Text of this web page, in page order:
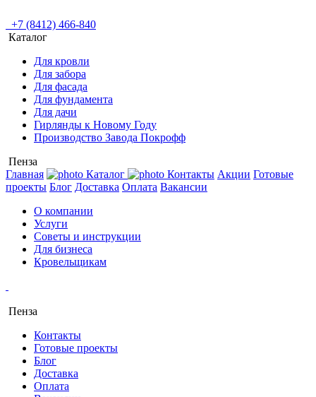
+7 (8412) 466-840
Каталог
Для кровли
Для забора
Для фасада
Для фундамента
Для дачи
Гирлянды к Новому Году
Производство Завода Покрофф
Пенза
Главная
Каталог Контакты Акции Готовые
проекты Блог Доставка Оплата Вакансии
О компании
Услуги
Советы и инструкции
Для бизнеса
Кровельщикам
Пенза
Контакты
Готовые проекты
Блог
Доставка
Оплата